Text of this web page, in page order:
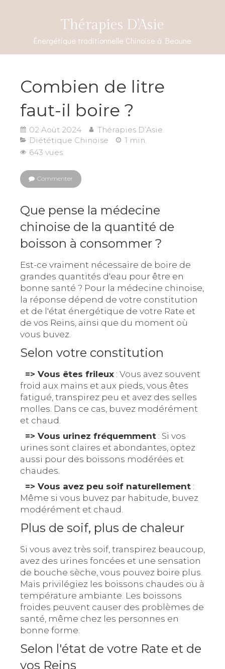
Thérapies D’Asie
Énergétique traditionnelle Chinoise à Beaune
Combien de litre
faut-il boire ?
02 Août 2024
Thérapies D’Asie
Diététique Chinoise
1 min.
643 vues
Commenter
Que pense la médecine
chinoise de la quantité de
boisson à consommer ?
Est-ce vraiment nécessaire de boire de
grandes quantités d'eau pour être en
bonne santé ? Pour la médecine chinoise,
la réponse dépend de votre constitution
et de l'état énergétique de votre Rate et
de vos Reins, ainsi que du moment où
vous buvez.
Selon votre constitution
=> Vous êtes frileux : Vous avez souvent
froid aux mains et aux pieds, vous êtes
fatigué, transpirez peu et avez des selles
molles. Dans ce cas, buvez modérément
et chaud.
=> Vous urinez fréquemment : Si vos
urines sont claires et abondantes, optez
aussi pour des boissons modérées et
chaudes.
=> Vous avez peu soif naturellement :
Même si vous buvez par habitude, buvez
modérément et chaud.
Plus de soif, plus de chaleur
Si vous avez très soif, transpirez beaucoup,
avez des urines foncées et une sensation
de bouche sèche, vous pouvez boire plus.
Mais privilégiez les boissons chaudes ou à
température ambiante. Les boissons
froides peuvent causer des problèmes de
santé, même chez les personnes en
bonne forme.
Selon l'état de votre Rate et de
vos Reins